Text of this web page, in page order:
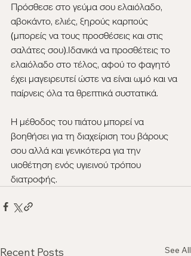
Πρόσθεσε στο γεύμα σου ελαιόλαδο,
αβοκάντο, ελιές, ξηρούς καρπούς
(μπορείς να τους προσθέσεις και στις
σαλάτες σου).Ιδανικά να προσθέτεις το
ελαιόλαδο στο τέλος, αφού το φαγητό
έχει μαγειρευτεί ώστε να είναι ωμό και να
παίρνεις όλα τα θρεπτικά συστατικά.
Η μέθοδος του πιάτου μπορεί να
βοηθήσει για τη διαχείριση του βάρους
σου αλλά και γενικότερα για την
υιοθέτηση ενός υγιεινού τρόπου
διατροφής.
Recent Posts See All